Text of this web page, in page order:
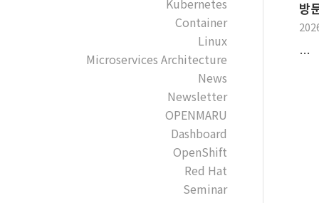
방
…
Kubernetes
Container
Linux
Microservices Architecture
News
Newsletter
OPENMARU
Dashboard
OpenShift
Red Hat
Seminar